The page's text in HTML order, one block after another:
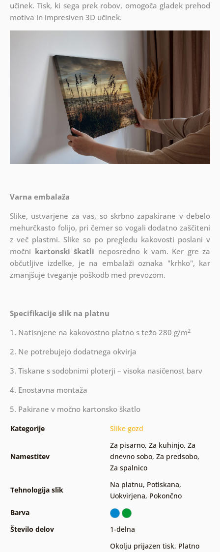
učinek. Tisk, ki sega prek robov, omogoča gladek prehod
motiva in impresiven 3D učinek.
Varna embalaža
Slike, ustvarjene za vas, so skrbno zapakirane v debelo
mehurčkasto folijo, pri čemer so vogali dodatno zaščiteni
z več plastmi. Slike so po pregledu kakovosti poslani v
močni kartonski škatli neposredno k vam. Ker gre za
občutljive izdelke, je na embalaži oznaka "krhko", kar
zmanjšuje tveganje poškodb med prevozom.
Specifikacije slik na platnu
1. Natisnjene na kakovostno platno s težo 280 g/m2
2. Ne potrebujejo dodatnega okvirja
3. Tiskane s sodobnimi ploterji – visoka nasičenost barv
4. Enostavna montaža
5. Pakirane v močno kartonsko škatlo
Kategorije Slike gozd
Namestitev
Za pisarno, Za kuhinjo, Za
dnevno sobo, Za predsobo,
Za spalnico
Tehnologija slik
Na platnu, Potiskana,
Uokvirjena, Pokončno
Barva
Število delov
1-delna
Okolju prijazen tisk, Platno